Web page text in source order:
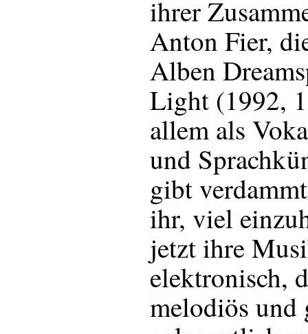
ihrer
Anton Fier,
Alben
Light (1992,
allem als
und
gibt
ihr, viel
jetzt ihre
elektronisch,
melodiös und